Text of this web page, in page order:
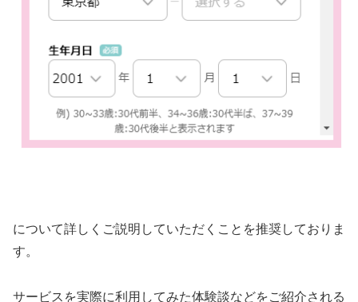
について詳しくご説明していただくことを推奨しておりま
す。
サービスを実際に利用してみた体験談などをご紹介される